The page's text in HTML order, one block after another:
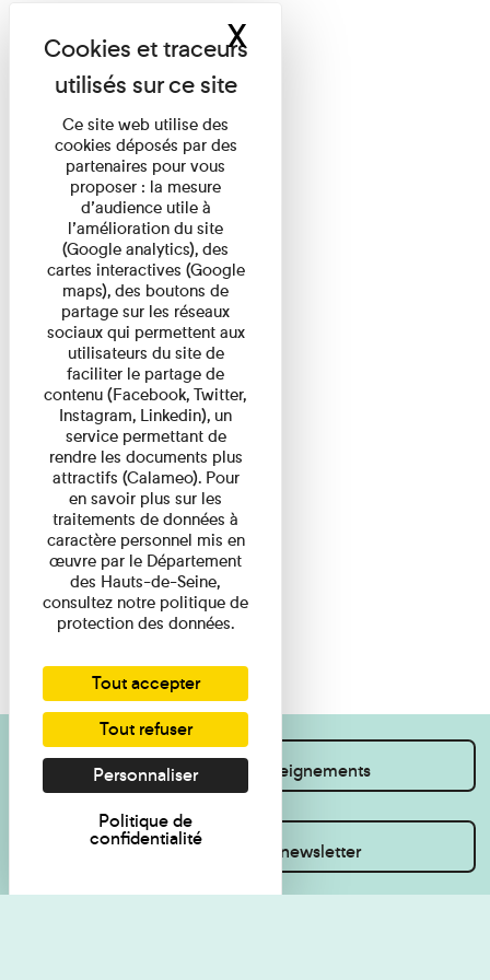
Je souhaite des renseignements
Inscrivez-vous à la newsletter
Ce site web utilise des
cookies déposés par des
partenaires pour vous
proposer : la mesure
d’audience utile à
l’amélioration du site
(Google analytics), des
cartes interactives (Google
maps), des boutons de
partage sur les réseaux
sociaux qui permettent aux
utilisateurs du site de
faciliter le partage de
contenu (Facebook, Twitter,
Instagram, Linkedin), un
service permettant de
rendre les documents plus
attractifs (Calameo). Pour
en savoir plus sur les
traitements de données à
caractère personnel mis en
œuvre par le Département
des Hauts-de-Seine,
consultez notre politique de
protection des données.
Tout accepter
Tout refuser
Personnaliser
Politique de
confidentialité
XMasquer le